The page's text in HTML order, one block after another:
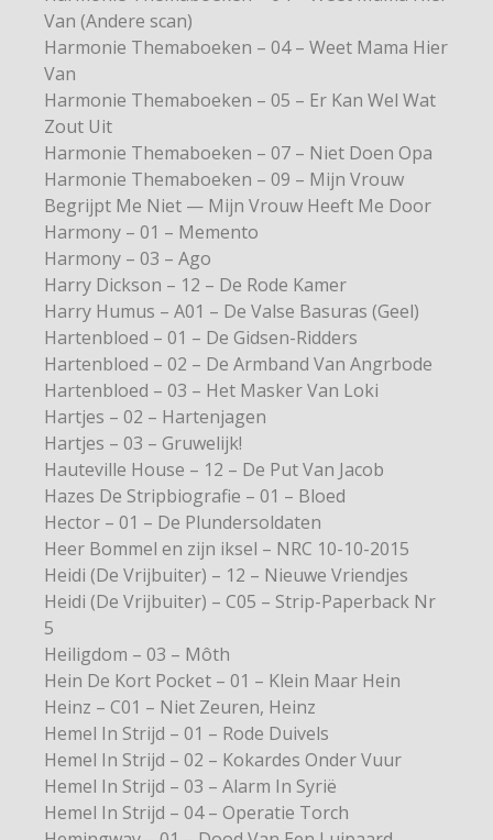
Van (Andere scan)
Harmonie Themaboeken – 04 – Weet Mama Hier
Van
Harmonie Themaboeken – 05 – Er Kan Wel Wat
Zout Uit
Harmonie Themaboeken – 07 – Niet Doen Opa
Harmonie Themaboeken – 09 – Mijn Vrouw
Begrijpt Me Niet — Mijn Vrouw Heeft Me Door
Harmony – 01 – Memento
Harmony – 03 – Ago
Harry Dickson – 12 – De Rode Kamer
Harry Humus – A01 – De Valse Basuras (Geel)
Hartenbloed – 01 – De Gidsen-Ridders
Hartenbloed – 02 – De Armband Van Angrbode
Hartenbloed – 03 – Het Masker Van Loki
Hartjes – 02 – Hartenjagen
Hartjes – 03 – Gruwelijk!
Hauteville House – 12 – De Put Van Jacob
Hazes De Stripbiografie – 01 – Bloed
Hector – 01 – De Plundersoldaten
Heer Bommel en zijn iksel – NRC 10-10-2015
Heidi (De Vrijbuiter) – 12 – Nieuwe Vriendjes
Heidi (De Vrijbuiter) – C05 – Strip-Paperback Nr
5
Heiligdom – 03 – Môth
Hein De Kort Pocket – 01 – Klein Maar Hein
Heinz – C01 – Niet Zeuren, Heinz
Hemel In Strijd – 01 – Rode Duivels
Hemel In Strijd – 02 – Kokardes Onder Vuur
Hemel In Strijd – 03 – Alarm In Syrië
Hemel In Strijd – 04 – Operatie Torch